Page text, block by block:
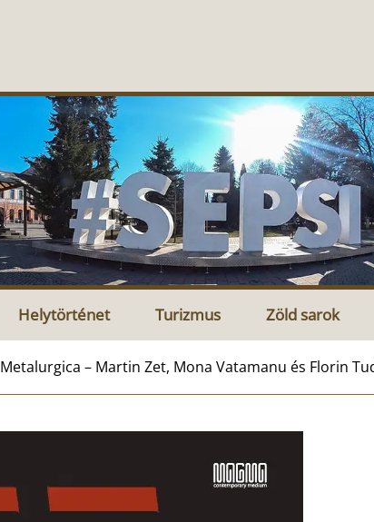
Helytörténet Turizmus Zöld sarok
Metalurgica – Martin Zet, Mona Vatamanu és Florin